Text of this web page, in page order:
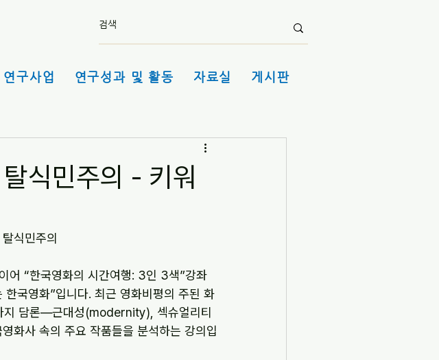
연구사업 연구성과 및 활동 자료실 게시판
식민주의 - 키워
식민주의
어 “한국영화의 시간여행: 3인 3색”강좌
국영화”입니다. 최근 영화비평의 주된 화
지 담론―근대성(modernity), 섹슈얼리티
사 속의 주요 작품들을 분석하는 강의입